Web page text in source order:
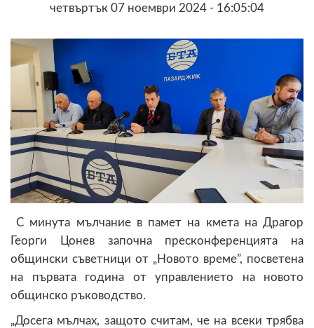
четвъртък 07 ноември 2024 - 16:05:04
С минута мълчание в памет на кмета на Драгор
Георги Цонев започна пресконференцията на
общински съветници от „Новото време”, посветена
на първата година от управлението на новото
общинско ръководство.
„Досега мълчах, защото считам, че на всеки трябва